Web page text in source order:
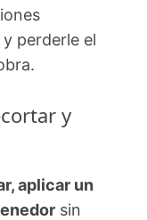
perderle el
y
aplicar un
sin